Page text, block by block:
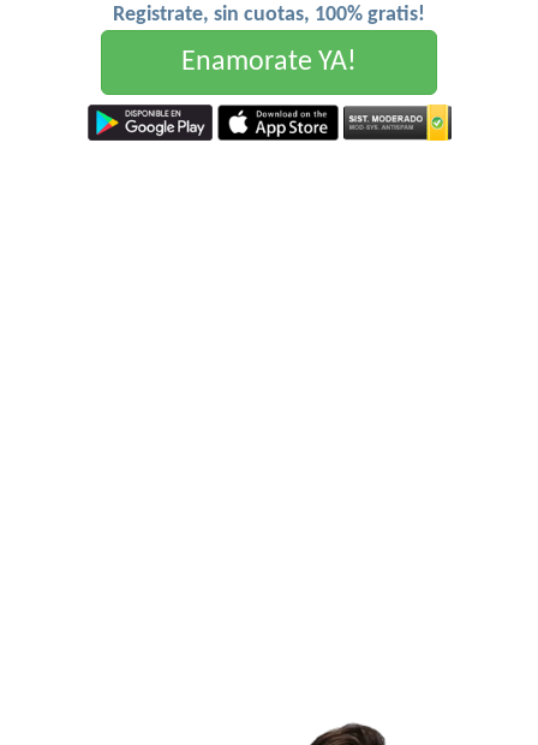
Registrate, sin cuotas, 100% gratis!
Enamorate YA!